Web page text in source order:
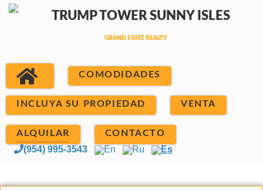
COMODIDADES
INCLUYA SU PROPIEDAD VENTA
ALQUILAR CONTACTO
(954) 995-3543 En Ru Es